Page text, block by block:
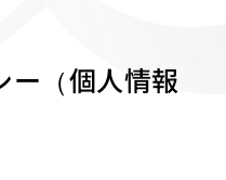
ー（個人情報